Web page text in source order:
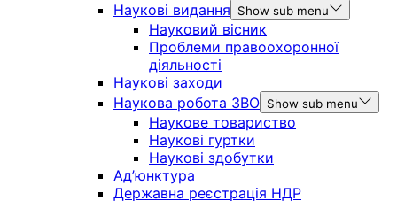
Наукові видання
Show sub menu
Науковий вісник
Проблеми правоохоронної
діяльності
Наукові заходи
Наукова робота ЗВО Show sub menu
Наукове товариство
Наукові гуртки
Наукові здобутки
Ад’юнктура
Державна реєстрація НДР